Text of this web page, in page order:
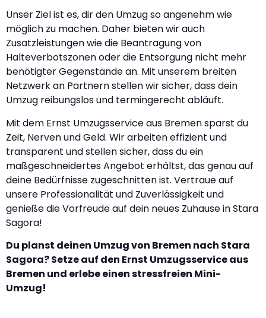
Unser Ziel ist es, dir den Umzug so angenehm wie
möglich zu machen. Daher bieten wir auch
Zusatzleistungen wie die Beantragung von
Halteverbotszonen oder die Entsorgung nicht mehr
benötigter Gegenstände an. Mit unserem breiten
Netzwerk an Partnern stellen wir sicher, dass dein
Umzug reibungslos und termingerecht abläuft.
Mit dem Ernst Umzugsservice aus Bremen sparst du
Zeit, Nerven und Geld. Wir arbeiten effizient und
transparent und stellen sicher, dass du ein
maßgeschneidertes Angebot erhältst, das genau auf
deine Bedürfnisse zugeschnitten ist. Vertraue auf
unsere Professionalität und Zuverlässigkeit und
genieße die Vorfreude auf dein neues Zuhause in Stara
Sagora!
Du planst deinen Umzug von Bremen nach Stara
Sagora? Setze auf den Ernst Umzugsservice aus
Bremen und erlebe einen stressfreien Mini-
Umzug!